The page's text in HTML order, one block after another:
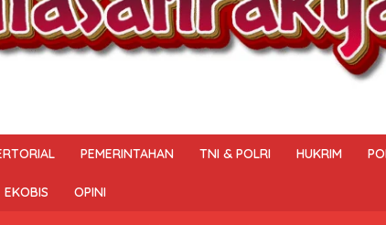
PEMERINTAHAN TNI & POLRI HUKRIM
EKOBIS OPINI